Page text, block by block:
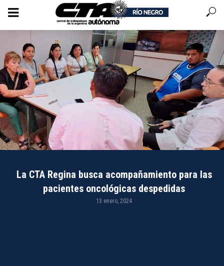
La CTA Regina busca acompañamiento para las
pacientes oncológicas despedidas
13 enero, 2024